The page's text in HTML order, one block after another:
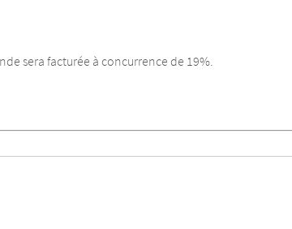
sera facturée à concurrence de 19%.